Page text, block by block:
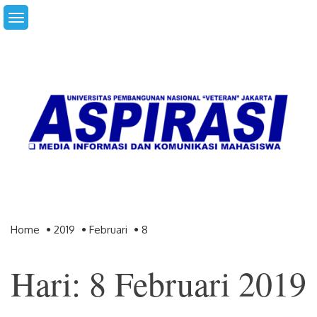
Skip
to
Home 2019 Februari 8
Hari: 8 Februari 2019